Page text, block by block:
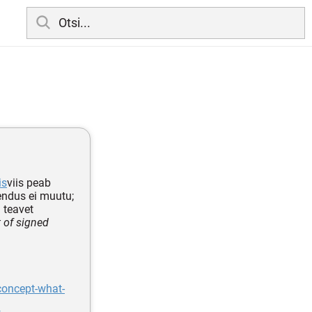
viis peab
ei muutu;
teavet
of signed
what-